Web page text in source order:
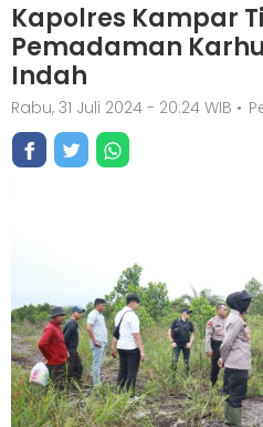
Kapolres Kampar
Pemadaman
Indah
Rabu, 31 Juli 2024 - 20:24 WIB •